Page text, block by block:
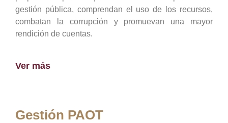
gestión pública, comprendan el uso de los recursos,
combatan la corrupción y promuevan una mayor
rendición de cuentas.
Ver más
Gestión PAOT